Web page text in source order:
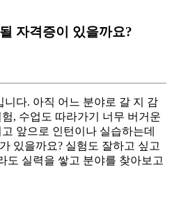
자격증이 있을까요?
니다. 아직 어느 분야로 갈 지 감
, 수업도 따라가기 너무 버거운
앞으로 인턴이나 실습하는데
있을까요? 실험도 잘하고 싶고
도 실력을 쌓고 분야를 찾아보고